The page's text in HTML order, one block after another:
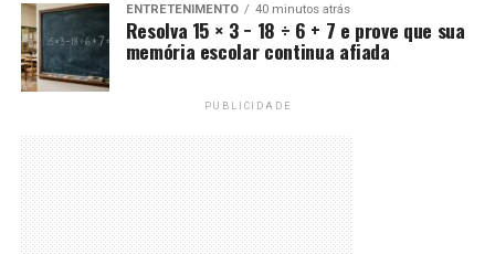
ENTRETENIMENTO 40 minutos atrás
Resolva 15 × 3 − 18 ÷ 6 + 7 e prove que sua
memória escolar continua afiada
PUBLICIDADE